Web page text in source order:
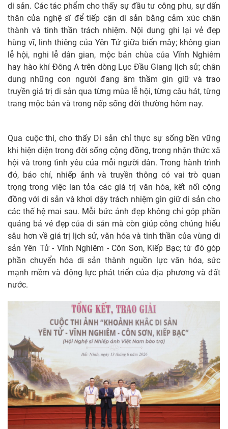
di sản. Các tác phẩm cho thấy sự đầu tư công phu, sự dấn
thân của nghệ sĩ để tiếp cận di sản bằng cảm xúc chân
thành và tinh thần trách nhiệm. Nội dung ghi lại vẻ đẹp
hùng vĩ, linh thiêng của Yên Tử giữa biển mây; không gian
lễ hội, nghi lễ dân gian, mộc bản chùa của Vĩnh Nghiêm
hay hào khí Đông A trên dòng Lục Đầu Giang lịch sử; chân
dung những con người đang âm thầm gìn giữ và trao
truyền giá trị di sản qua từng mùa lễ hội, từng câu hát, từng
trang mộc bản và trong nếp sống đời thường hôm nay.
Qua cuộc thi, cho thấy Di sản chỉ thực sự sống bền vững
khi hiện diện trong đời sống cộng đồng, trong nhận thức xã
hội và trong tình yêu của mỗi người dân. Trong hành trình
đó, báo chí, nhiếp ảnh và truyền thông có vai trò quan
trọng trong việc lan tỏa các giá trị văn hóa, kết nối cộng
đồng với di sản và khơi dậy trách nhiệm gìn giữ di sản cho
các thế hệ mai sau. Mỗi bức ảnh đẹp không chỉ góp phần
quảng bá vẻ đẹp của di sản mà còn giúp công chúng hiểu
sâu hơn về giá trị lịch sử, văn hóa và tinh thần của vùng di
sản Yên Tử - Vĩnh Nghiêm - Côn Sơn, Kiếp Bạc; từ đó góp
phần chuyển hóa di sản thành nguồn lực văn hóa, sức
mạnh mềm và động lực phát triển của địa phương và đất
nước.